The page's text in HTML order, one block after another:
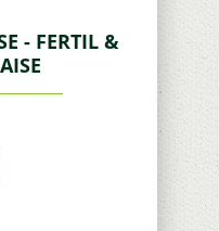
- FERTIL &